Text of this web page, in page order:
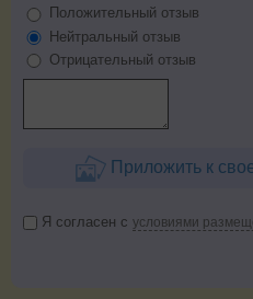
Положительный отзыв
Нейтральный отзыв
Отрицательный отзыв
Приложить к
Я согласен с условиями